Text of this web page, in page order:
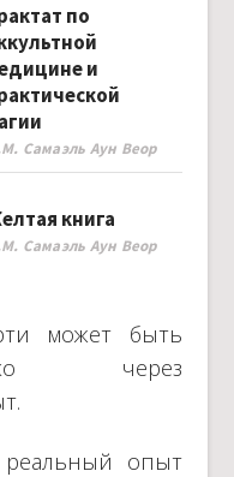
по
и
Самаэль Аун Веор
книга
Самаэль Аун Веор
может быть
через
реальный опыт